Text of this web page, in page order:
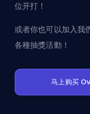
位开打！
或者你也可以加入我
各種抽獎活動！
马上购买